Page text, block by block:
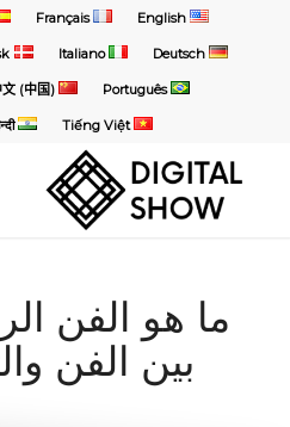
English
Français
Deutsch
Italiano
Português
文 (中国)
Tiếng Việt
ما هو الفن
بين الفن